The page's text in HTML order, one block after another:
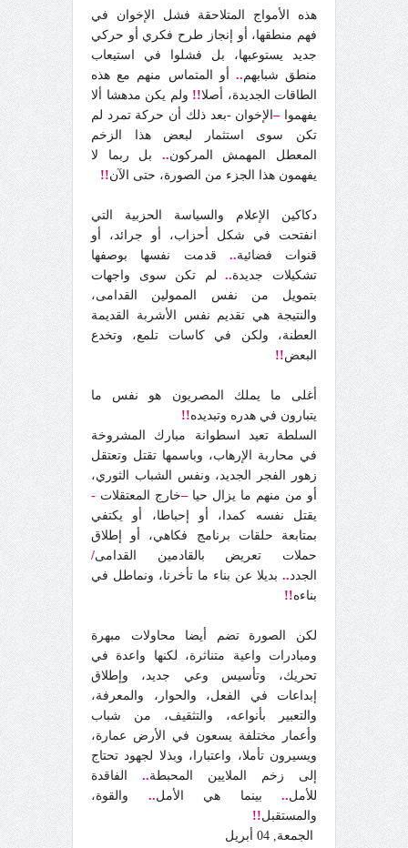
هذه الأمواج المتلاحقة فشل الإخوان في
فهم منطقها، أو إنجاز طرح فكري أو حركي
جديد يستوعبها، بل فشلوا في استيعاب
منطق شبابهم.. أو المتماس منهم مع هذه
الطاقات الجديدة، أصلا!! ولم يكن مدهشا ألا
يفهموا –الإخوان -بعد ذلك أن حركة تمرد لم
تكن سوى استثمار لبعض هذا الزخم
المعطل المهمش المركون.. بل ربما لا
يفهمون هذا الجزء من الصورة، حتى الآن!!
دكاكين الإعلام والسياسة الحزبية التي
انفتحت في شكل أحزاب، أو جرائد، أو
قنوات فضائية.. قدمت نفسها بوصفها
تشكيلات جديدة..لم تكن سوى واجهات
بتمويل من نفس الممولين القدامى،
والنتيجة هي تقديم نفس الأشربة القديمة
العطنة، ولكن في كاسات تلمع، وتخدع
البعض!!
أغلى ما يملك المصريون هو نفس ما
يتبارون في هدره وتبديده!!
السلطة تعيد اسطوانة مبارك المشروخة
في محاربة الإرهاب، وباسمها تقتل وتعتقل
زهور الفجر الجديد، ونفس الشباب الثوري،
أو من منهم ما يزال حيا –خارج المعتقلات -
يقتل نفسه كمدا، أو إحباطا، أو يكتفي
بمتابعة حلقات برنامج فكاهي، أو إطلاق
حملات تعريض بالقادمين القدامى/
الجدد.. بديلا عن بناء ما تأخرنا، ونماطل في
بناءه!!
لكن الصورة تضم أيضا محاولات مبهرة
ومبادرات واعية متناثرة، لكنها واعدة في
تحريك، وتأسيس وعي جديد، وإطلاق
إبداعات في الفعل، والحوار، والمعرفة،
والتعبير بأنواعه، والتثقيف، من شباب
وأعمار مختلفة يسعون في الأرض عمارة،
ويسيرون تأملا، واعتبارا، وبذلا لجهود تحتاج
إلى زخم الملايين المحبطة.. الفاقدة
للأمل.. بينما هي الأمل.. والقوة،
والمستقبل!!
الجمعة, 04 أبريل